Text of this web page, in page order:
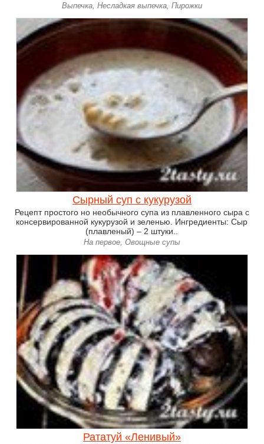
Выпечка, Несладкая выпечка, Пирожки
Сырный суп с кукурузой
Рецепт простого но необычного супа из плавленного сыра с
консервированной кукурузой и зеленью. Ингредиенты: Сыр
(плавленый) – 2 штуки..
На первое, Овощные супы
Рататуй «Ленивый»